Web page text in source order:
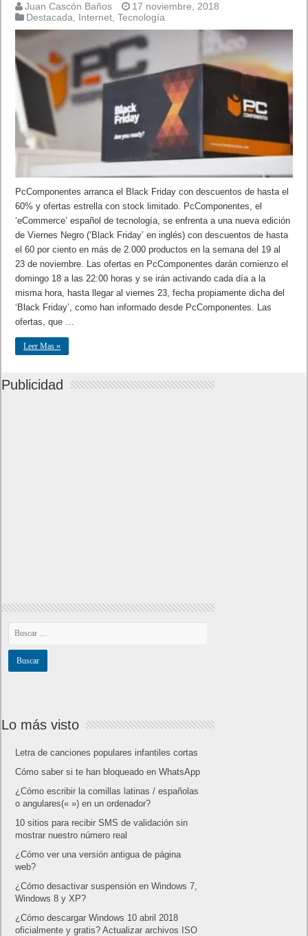
Juan Cascón Baños
17 noviembre, 2018
Destacada
Internet ,Tecnología
PcComponentes arranca el Black Friday con descuentos de hasta el
60% y ofertas estrella con stock limitado. PcComponentes, el
‘eCommerce’ español de tecnología, se enfrenta a una nueva edición
de Viernes Negro (‘Black Friday’ en inglés) con descuentos de hasta
el 60 por ciento en más de 2.000 productos en la semana del 19 al
23 de noviembre. Las ofertas en PcComponentes darán comienzo el
domingo 18 a las 22:00 horas y se irán activando cada día a la
misma hora, hasta llegar al viernes 23, fecha propiamente dicha del
‘Black Friday’, como han informado desde PcComponentes. Las
ofertas, que …
Leer Mas »
Publicidad
Lo más visto
Letra de canciones populares infantiles cortas
Cómo saber si te han bloqueado en WhatsApp
¿Cómo escribir la comillas latinas / españolas
o angulares(« ») en un ordenador?
10 sitios para recibir SMS de validación sin
mostrar nuestro número real
¿Cómo ver una versión antigua de página
web?
¿Cómo desactivar suspensión en Windows 7,
Windows 8 y XP?
¿Cómo descargar Windows 10 abril 2018
oficialmente y gratis? Actualizar archivos ISO